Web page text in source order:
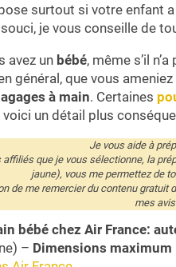
surtout si votre enfant
je vous conseille de
avez un bébé, même s’il
général, que vous ameniez
à main. Certaines
un détail plus
Je vous aide à
affiliés que je vous sélectionne, la
jaune), vous me permettez de
de me remercier du contenu gratuit
mes
bébé chez Air France:
– Dimensions maximum